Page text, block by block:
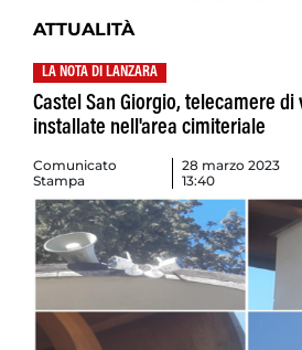
ATTUALITÀ
LA NOTA DI LANZARA
Castel San Giorgio, telecamere
installate nell'area cimiteriale
Comunicato
Stampa
28 marzo 2023
13:40